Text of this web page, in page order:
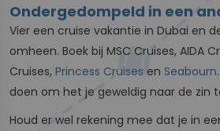
Ondergedompeld in een
Vier een cruise vakantie in Dubai en
omheen. Boek bij MSC Cruises, AIDA
Cruises, Princess Cruises en Seabourn
doen om het je geweldig naar de zin
Houd er wel rekening mee dat je in